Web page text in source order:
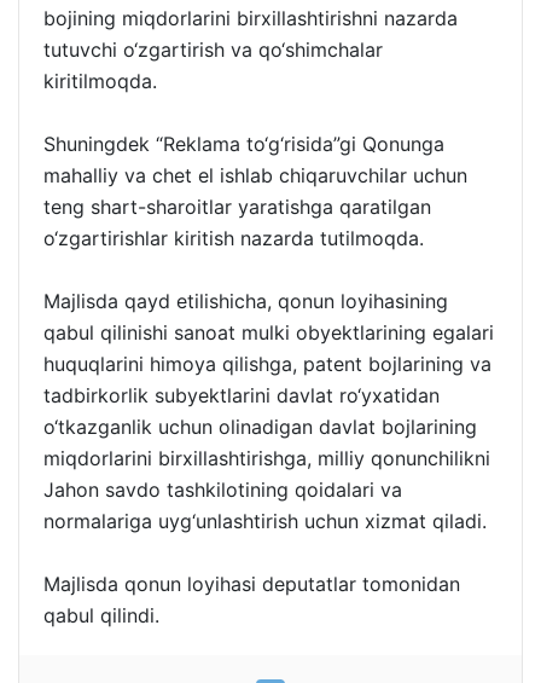
bojining miqdorlarini birxillashtirishni nazarda
tutuvchi o‘zgartirish va qo‘shimchalar
kiritilmoqda.
Shuningdek “Reklama to‘g‘risida”gi Qonunga
mahalliy va chet el ishlab chiqaruvchilar uchun
teng shart-sharoitlar yaratishga qaratilgan
o‘zgartirishlar kiritish nazarda tutilmoqda.
Majlisda qayd etilishicha, qonun loyihasining
qabul qilinishi sanoat mulki obyektlarining egalari
huquqlarini himoya qilishga, patent bojlarining va
tadbirkorlik subyektlarini davlat ro‘yxatidan
o‘tkazganlik uchun olinadigan davlat bojlarining
miqdorlarini birxillashtirishga, milliy qonunchilikni
Jahon savdo tashkilotining qoidalari va
normalariga uyg‘unlashtirish uchun xizmat qiladi.
Majlisda qonun loyihasi deputatlar tomonidan
qabul qilindi.